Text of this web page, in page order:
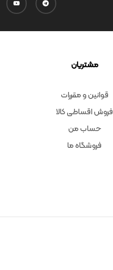
مشتریان
قوانین و مقررات
فروش اقساطی کالا
حساب من
فروشگاه ما